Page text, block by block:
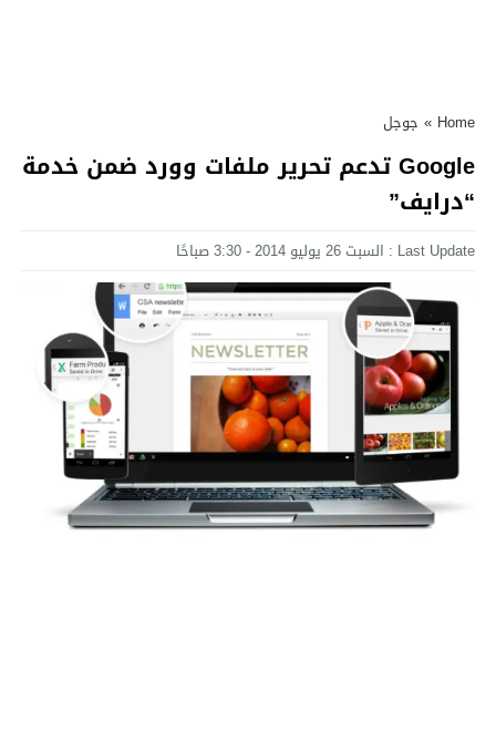
Home
» جوجل
Google تدعم تحرير ملفات وورد ضمن خدمة
“درايف”
Last Update : السبت 26 يوليو 2014 - 3:30 صباحًا